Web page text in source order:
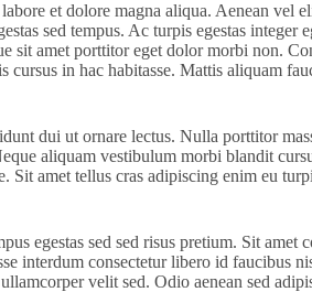
et dolore magna aliqua. Aenean vel
sed tempus. Ac turpis egestas
sit amet porttitor eget dolor morbi non.
in hac habitasse. Mattis aliquam
dui ut ornare lectus. Nulla porttitor
aliquam vestibulum morbi blandit
amet tellus cras adipiscing enim eu
egestas sed sed risus pretium. Sit
interdum consectetur libero id faucibus
velit sed. Odio aenean sed